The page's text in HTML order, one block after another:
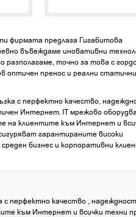
фирмата предлага Гигабитова
въвеждаме иновативни
разполагаме, точно за това с
оптичен пренос и реални
с перфектно качество,
Интернет. IT мрежово
на клиентите към Интернет и
гарантираните високи
бизнес и корпоративни
перфектно качество ,
към Интернет и всички